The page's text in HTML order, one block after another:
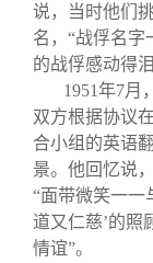
说，当时他们
名，“战俘名
的战俘感动得
1951年7月
双方根据协议
合小组的英语
景。他回忆说
“面带微笑一一
道又仁慈’的照
情谊”。